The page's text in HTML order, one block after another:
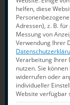
Elena
Synchron
Luis
Jaden
Aachen):
Event
helfen, diese
Adressen), z. B.
Messung von
Verwendung Ihrer
Verarbeitung Ihrer
nutzen.Sie
widerrufen oder
individueller
Website verfügbar